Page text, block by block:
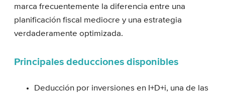
marca frecuentemente la diferencia entre una
planificación fiscal mediocre y una estrategia
verdaderamente optimizada.
Principales deducciones disponibles
Deducción por inversiones en I+D+i, una de las